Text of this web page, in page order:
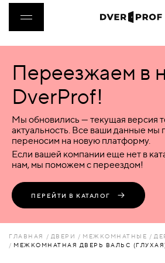
ДВЕРИ
ФУРНИТУРА
ВОРОТА
ПЕРЕГОРОДКИ
Переезжаем в
DverProf!
Мы обновились — текущая версия
актуальность. Все ваши данные мы
переносим на новую платформу.
Если вашей компании еще нет в
нам, мы поможем с переездом!
ПЕРЕЙТИ В КАТАЛОГ
ГЛАВНАЯ ДВЕРИ МЕЖКОМНАТНЫЕ
МЕЖКОМНАТНАЯ ДВЕРЬ ВАЛЬС